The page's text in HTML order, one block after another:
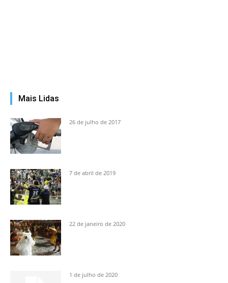
Mais Lidas
26 de julho de 2017
7 de abril de 2019
22 de janeiro de 2020
1 de julho de 2020